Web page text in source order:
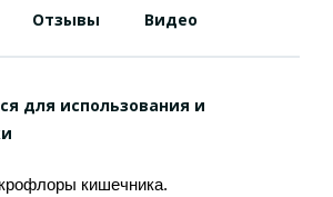
Отзывы Видео
для использования и
кишечника.